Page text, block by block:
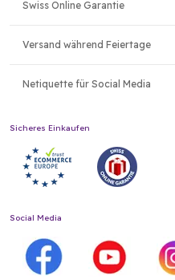
Swiss Online Garantie
Versand während Feiertage
Netiquette für Social Media
Sicheres Einkaufen
Social Media